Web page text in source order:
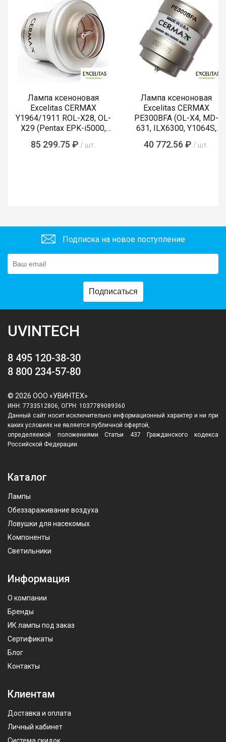
Лампа ксеноновая
Excelitas CERMAX
Y1964/1911 ROL-X28, OL-
X29 (Pentax EPK-i5000,
85 299.75 ₽ / шт.
Лампа ксеноновая
Excelitas CERMAX
PE300BFA (OL-X4, MD-
631, ILX6300, Y1064S,
40 772.56 ₽ / шт.
Подписка на новое поступление
Подписаться
UVINTECH
8 495 120-38-30
8 800 234-57-80
© 2026 ООО «УВИНТЕХ»
ИНН: 7733512806, ОГРН: 1037789089360
Данный сайт носит исключительно информационный характер и ни при
каких условиях не является публичной офертой,
определяемой положениями Статьи 437 Гражданского кодекса
Российской Федерации.
Каталог
Лампы
Обеззараживание воздуха
Ловушки для насекомых
Компоненты
Светильники
Информация
О компании
Бренды
ИК лампы под заказ
Сертификаты
Блог
Контакты
Клиентам
Доставка и оплата
Личный кабинет